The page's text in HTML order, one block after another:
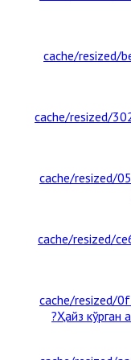
Ҳайз кўрган